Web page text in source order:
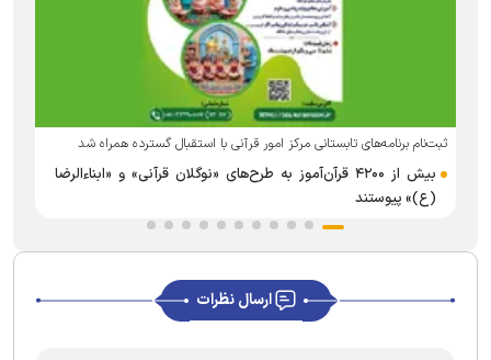
ثبت‌نام برنامه‌های تابستانی مرکز امور قرآنی با استقبال گسترده همراه شد
بیش از ۴۲۰۰ قرآن‌آموز به طرح‌های «نوگلان قرآنی» و «ابناءالرضا
(ع)» پیوستند
ارسال نظرات